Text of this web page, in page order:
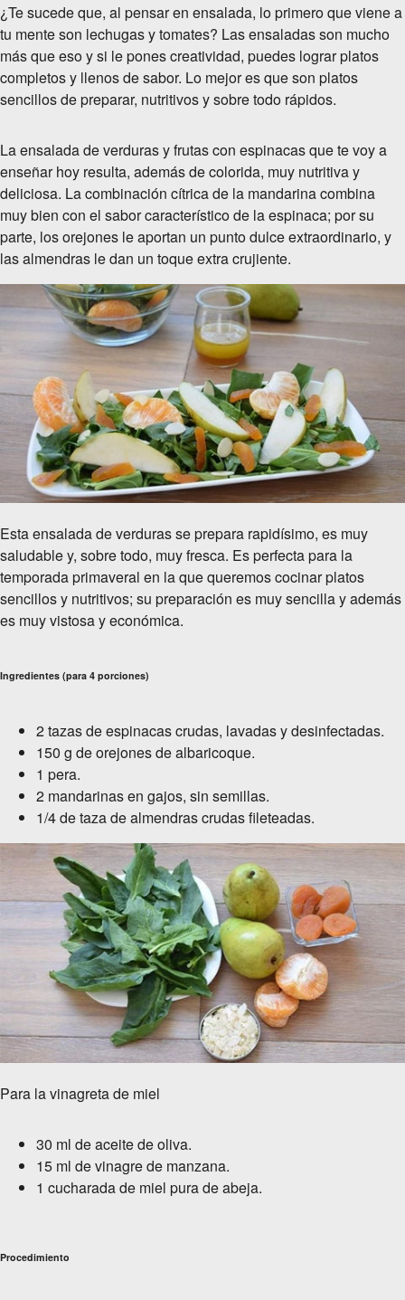
¿Te sucede que, al pensar en ensalada, lo primero que viene a
tu mente son lechugas y tomates? Las ensaladas son mucho
más que eso y si le pones creatividad, puedes lograr platos
completos y llenos de sabor. Lo mejor es que son platos
sencillos de preparar, nutritivos y sobre todo rápidos.
La ensalada de verduras y frutas con espinacas que te voy a
enseñar hoy resulta, además de colorida, muy nutritiva y
deliciosa. La combinación cítrica de la mandarina combina
muy bien con el sabor característico de la espinaca; por su
parte, los orejones le aportan un punto dulce extraordinario, y
las almendras le dan un toque extra crujiente.
Esta ensalada de verduras se prepara rapidísimo, es muy
saludable y, sobre todo, muy fresca. Es perfecta para la
temporada primaveral en la que queremos cocinar platos
sencillos y nutritivos; su preparación es muy sencilla y además
es muy vistosa y económica.
Ingredientes (para 4 porciones)
2 tazas de espinacas crudas, lavadas y desinfectadas.
150 g de orejones de albaricoque.
1 pera.
2 mandarinas en gajos, sin semillas.
1/4 de taza de almendras crudas fileteadas.
Para la vinagreta de miel
30 ml de aceite de oliva.
15 ml de vinagre de manzana.
1 cucharada de miel pura de abeja.
Procedimiento